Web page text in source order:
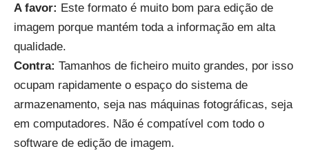
A favor: Este formato é muito bom para edição de
imagem porque mantém toda a informação em alta
qualidade.
Contra: Tamanhos de ficheiro muito grandes, por isso
ocupam rapidamente o espaço do sistema de
armazenamento, seja nas máquinas fotográficas, seja
em computadores. Não é compatível com todo o
software de edição de imagem.